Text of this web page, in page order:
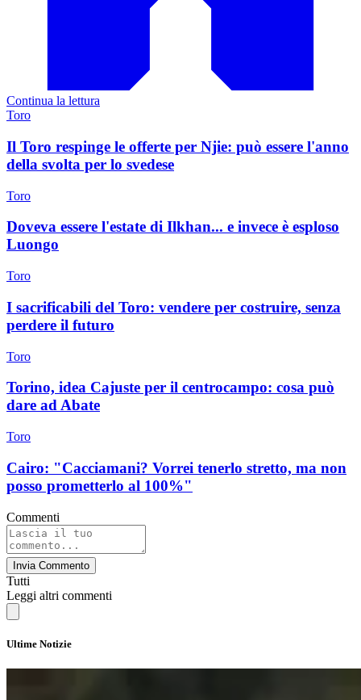
Continua la lettura
Toro
Il Toro respinge le offerte per Njie: può essere l'anno
della svolta per lo svedese
Toro
Doveva essere l'estate di Ilkhan... e invece è esploso
Luongo
Toro
I sacrificabili del Toro: vendere per costruire, senza
perdere il futuro
Toro
Torino, idea Cajuste per il centrocampo: cosa può
dare ad Abate
Toro
Cairo: "Cacciamani? Vorrei tenerlo stretto, ma non
posso prometterlo al 100%"
Commenti
Invia Commento
Tutti
Leggi altri commenti
Ultime Notizie